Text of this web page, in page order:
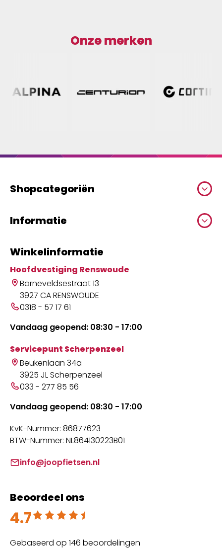
Onze merken
Shopcategoriën
Informatie
Winkelinformatie
Hoofdvestiging Renswoude
Barneveldsestraat 13
3927 CA RENSWOUDE
0318 - 57 17 61
Vandaag geopend: 08:30 - 17:00
Servicepunt Scherpenzeel
Beukenlaan 34a
3925 JL Scherpenzeel
033 - 277 85 56
Vandaag geopend: 08:30 - 17:00
KvK-Nummer: 86877623
BTW-Nummer: NL864130223B01
info@joopfietsen.nl
Beoordeel ons
4.7
Beoordeeld met 4.7 uit 5
Gebaseerd op 146 beoordelingen